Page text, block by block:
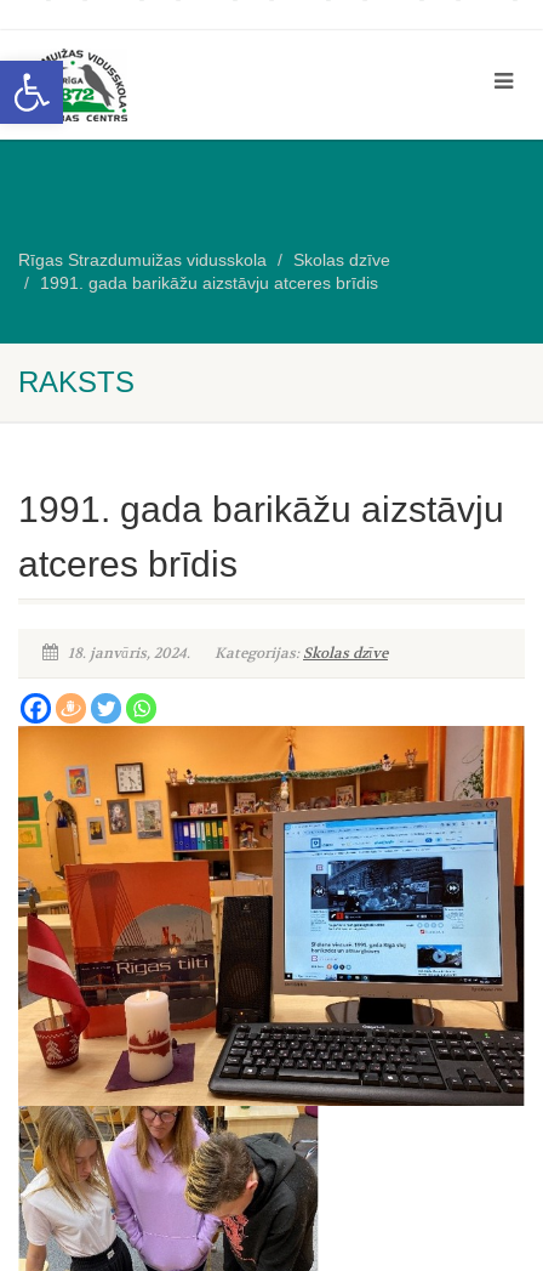
Open toolbar
Rīgas Strazdumuižas vidusskola
Skolas dzīve
1991. gada barikāžu aizstāvju atceres brīdis
RAKSTS
1991. gada barikāžu aizstāvju
atceres brīdis
18. janvāris, 2024. Kategorijas:Skolas dzīve